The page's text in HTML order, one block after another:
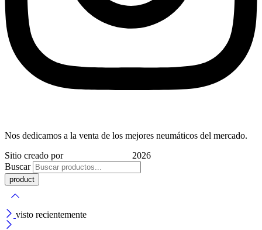
Nos dedicamos a la venta de los mejores neumáticos del mercado.
Sitio creado por
2026
Buscar
visto recientemente